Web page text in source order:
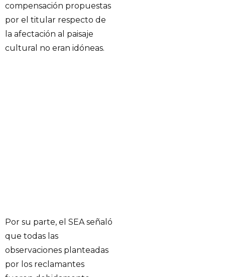
compensación propuestas
por el titular respecto de
la afectación al paisaje
cultural no eran idóneas.
Por su parte, el SEA señaló
que todas las
observaciones planteadas
por los reclamantes